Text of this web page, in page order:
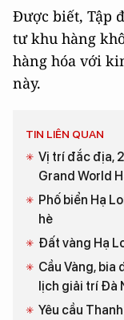
Được biết, Tập
tư khu hàng
hàng hóa với
này.
TIN LIÊN QUAN
Vị trí đắc địa,
Grand World
Phố biển Hạ
hè
Đất vàng Hạ
Cầu Vàng, bia
lịch giải trí Đà
Yêu cầu